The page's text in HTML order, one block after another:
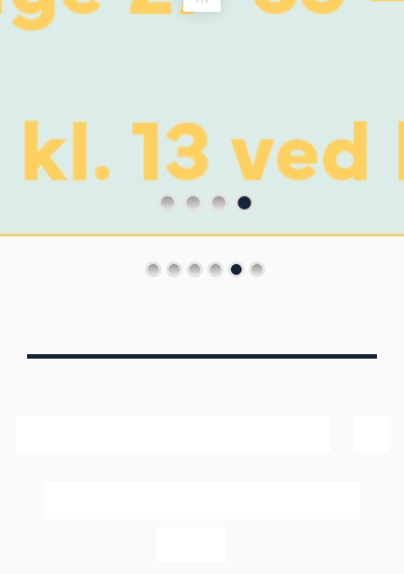
Von Oberbergs